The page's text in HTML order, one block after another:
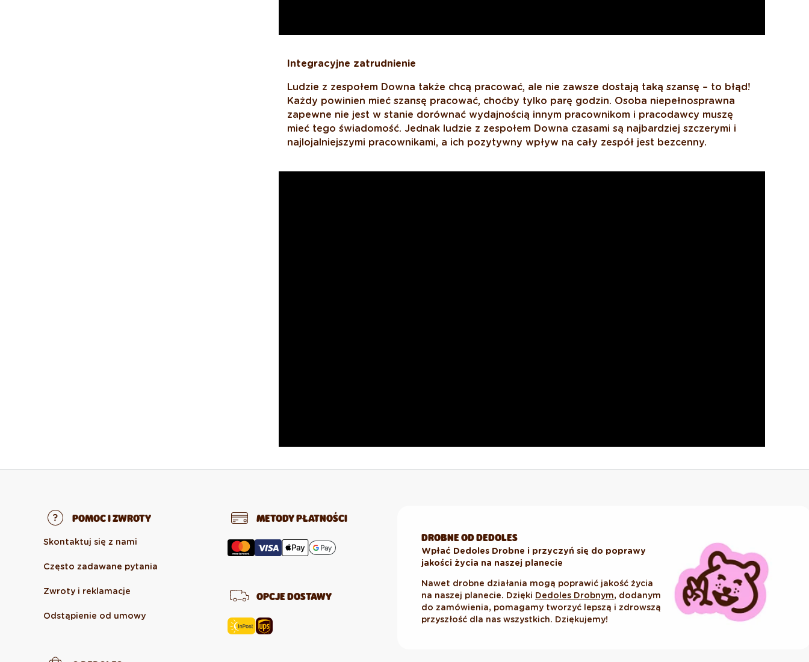
Integracyjne zatrudnienie
Ludzie z zespołem Downa także chcą pracować, ale nie zawsze dostają taką szansę – to błąd!
Każdy powinien mieć szansę pracować, choćby tylko parę godzin. Osoba niepełnosprawna
zapewne nie jest w stanie dorównać wydajnością innym pracownikom i pracodawcy muszę
mieć tego świadomość. Jednak ludzie z zespołem Downa czasami są najbardziej szczerymi i
najlojalniejszymi pracownikami, a ich pozytywny wpływ na cały zespół jest bezcenny.
POMOC I ZWROTY
Skontaktuj się z nami
Często zadawane pytania
Zwroty i reklamacje
Odstąpienie od umowy
METODY PŁATNOŚCI
OPCJE DOSTAWY
DROBNE OD DEDOLES
Wpłać Dedoles Drobne i przyczyń się do poprawy
jakości życia na naszej planecie
Nawet drobne działania mogą poprawić jakość życia
na naszej planecie. Dzięki Dedoles Drobnym, dodanym
do zamówienia, pomagamy tworzyć lepszą i zdrowszą
przyszłość dla nas wszystkich. Dziękujemy!